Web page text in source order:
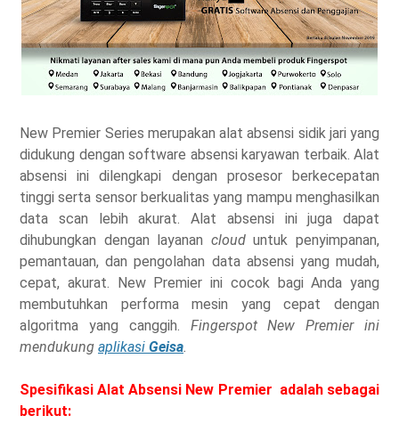
New Premier Series merupakan alat absensi sidik jari yang
didukung dengan software absensi karyawan terbaik. Alat
absensi ini dilengkapi dengan prosesor berkecepatan
tinggi serta sensor berkualitas yang mampu menghasilkan
data scan lebih akurat. Alat absensi ini juga dapat
dihubungkan dengan layanan clouduntuk penyimpanan,
pemantauan, dan pengolahan data absensi yang mudah,
cepat, akurat. New Premier ini cocok bagi Anda yang
membutuhkan performa mesin yang cepat dengan
algoritma yang canggih. Fingerspot New Premier ini
mendukung aplikasi Geisa
Spesifikasi Alat Absensi New Premier adalah sebagai
berikut: